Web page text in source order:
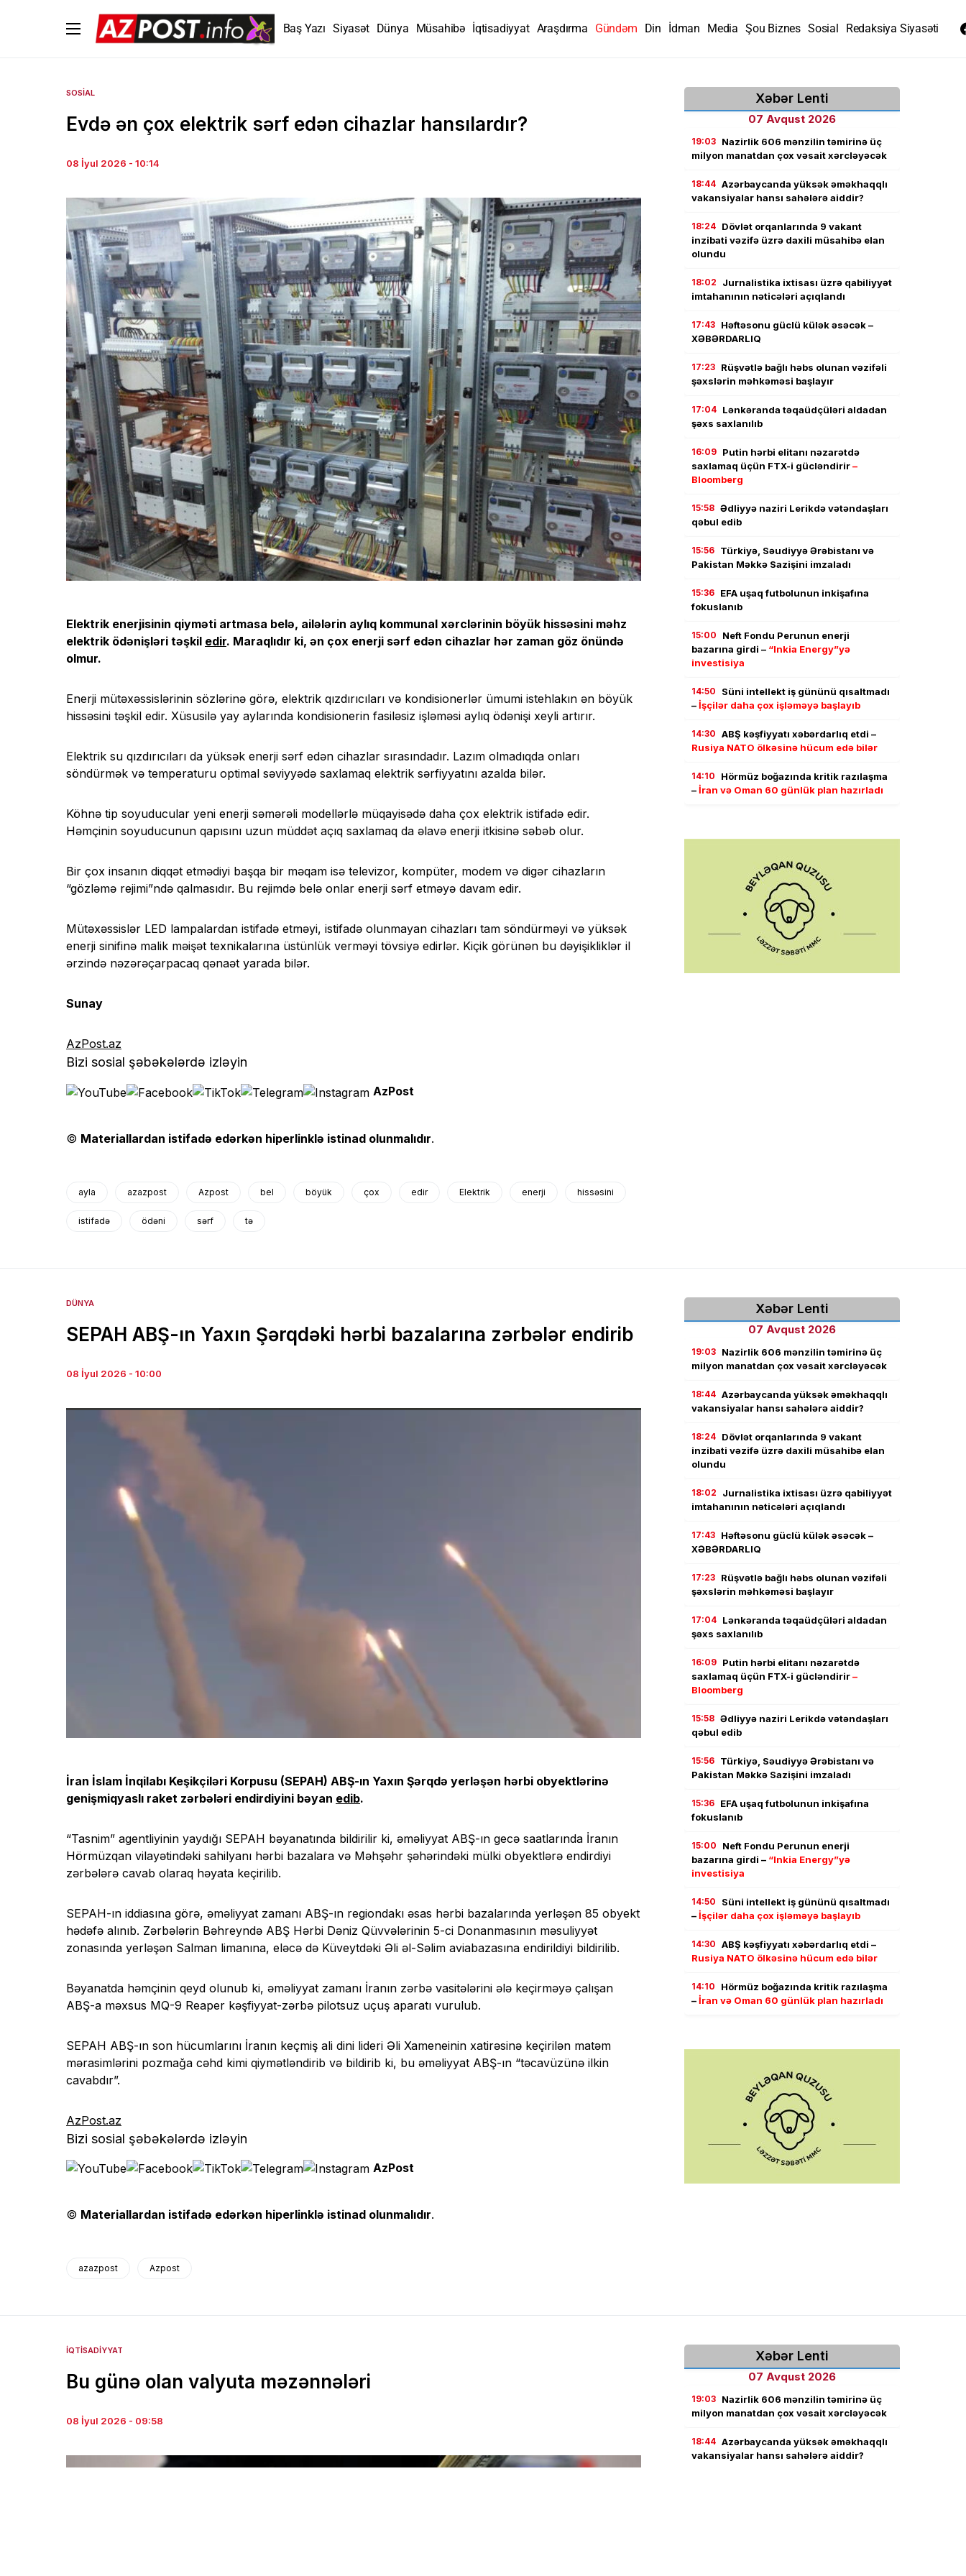
Baş Yazı Siyasət Dünya Müsahibə İqtisadiyyat Araşdırma Gündəm Din İdman Media Şou Biznes Sosial Redaksiya Siyasəti
SOSIAL
Evdə ən çox elektrik sərf edən cihazlar hansılardır?
08 İyul 2026 - 10:14
Elektrik enerjisinin qiyməti artmasa belə, ailələrin aylıq kommunal xərclərinin böyük hissəsini məhz
elektrik ödənişləri təşkil edir. Maraqlıdır ki, ən çox enerji sərf edən cihazlar hər zaman göz önündə
olmur.
Enerji mütəxəssislərinin sözlərinə görə, elektrik qızdırıcıları və kondisionerlər ümumi istehlakın ən böyük
hissəsini təşkil edir. Xüsusilə yay aylarında kondisionerin fasiləsiz işləməsi aylıq ödənişi xeyli artırır.
Elektrik su qızdırıcıları da yüksək enerji sərf edən cihazlar sırasındadır. Lazım olmadıqda onları
söndürmək və temperaturu optimal səviyyədə saxlamaq elektrik sərfiyyatını azalda bilər.
Köhnə tip soyuducular yeni enerji səmərəli modellərlə müqayisədə daha çox elektrik istifadə edir.
Həmçinin soyuducunun qapısını uzun müddət açıq saxlamaq da əlavə enerji itkisinə səbəb olur.
Bir çox insanın diqqət etmədiyi başqa bir məqam isə televizor, kompüter, modem və digər cihazların
“gözləmə rejimi”ndə qalmasıdır. Bu rejimdə belə onlar enerji sərf etməyə davam edir.
Mütəxəssislər LED lampalardan istifadə etməyi, istifadə olunmayan cihazları tam söndürməyi və yüksək
enerji sinifinə malik məişət texnikalarına üstünlük verməyi tövsiyə edirlər. Kiçik görünən bu dəyişikliklər il
ərzində nəzərəçarpacaq qənaət yarada bilər.
Sunay
AzPost.az
Bizi sosial şəbəkələrdə izləyin
AzPost
© Materiallardan istifadə edərkən hiperlinklə istinad olunmalıdır.
ayla azazpost Azpost bel böyük çox edir Elektrik enerji hissəsini
istifadə ödəni sərf tə
Xəbər Lenti
07 Avqust 2026
19:03 Nazirlik 606 mənzilin təmirinə üç
milyon manatdan çox vəsait xərcləyəcək
18:44 Azərbaycanda yüksək əməkhaqqlı
vakansiyalar hansı sahələrə aiddir?
18:24 Dövlət orqanlarında 9 vakant
inzibati vəzifə üzrə daxili müsahibə elan
olundu
18:02
Jurnalistika ixtisası üzrə qabiliyyət
imtahanının nəticələri açıqlandı
17:43 Həftəsonu güclü külək əsəcək –
XƏBƏRDARLIQ
17:23 Rüşvətlə bağlı həbs olunan vəzifəli
şəxslərin məhkəməsi başlayır
17:04 Lənkəranda təqaüdçüləri aldadan
şəxs saxlanılıb
16:09 Putin hərbi elitanı nəzarətdə
saxlamaq üçün FTX-i gücləndirir–
Bloomberg
15:58 Ədliyyə naziri Lerikdə vətəndaşları
qəbul edib
15:56 Türkiyə, Səudiyyə Ərəbistanı və
Pakistan Məkkə Sazişini imzaladı
15:36 EFA uşaq futbolunun inkişafına
fokuslanıb
15:00
Neft Fondu Perunun enerji
bazarına girdi – “Inkia Energy”yə
investisiya
14:50
Süni intellekt iş gününü qısaltmadı
–İşçilər daha çox işləməyə başlayıb
14:30 ABŞ kəşfiyyatı xəbərdarlıq etdi –
Rusiya NATO ölkəsinə hücum edə bilər
14:10
Hörmüz boğazında kritik razılaşma
–İran və Oman 60 günlük plan hazırladı
DÜNYA
SEPAH ABŞ-ın Yaxın Şərqdəki hərbi bazalarına zərbələr endirib
08 İyul 2026 - 10:00
İran İslam İnqilabı Keşikçiləri Korpusu (SEPAH) ABŞ-ın Yaxın Şərqdə yerləşən hərbi obyektlərinə
genişmiqyaslı raket zərbələri endirdiyini bəyan edib.
“Tasnim” agentliyinin yaydığı SEPAH bəyanatında bildirilir ki, əməliyyat ABŞ-ın gecə saatlarında İranın
Hörmüzqan vilayətindəki sahilyanı hərbi bazalara və Məhşəhr şəhərindəki mülki obyektlərə endirdiyi
zərbələrə cavab olaraq həyata keçirilib.
SEPAH-ın iddiasına görə, əməliyyat zamanı ABŞ-ın regiondakı əsas hərbi bazalarında yerləşən 85 obyekt
hədəfə alınıb. Zərbələrin Bəhreyndə ABŞ Hərbi Dəniz Qüvvələrinin 5-ci Donanmasının məsuliyyət
zonasında yerləşən Salman limanına, eləcə də Küveytdəki Əli əl-Səlim aviabazasına endirildiyi bildirilib.
Bəyanatda həmçinin qeyd olunub ki, əməliyyat zamanı İranın zərbə vasitələrini ələ keçirməyə çalışan
ABŞ-a məxsus MQ-9 Reaper kəşfiyyat-zərbə pilotsuz uçuş aparatı vurulub.
SEPAH ABŞ-ın son hücumlarını İranın keçmiş ali dini lideri Əli Xameneinin xatirəsinə keçirilən matəm
mərasimlərini pozmağa cəhd kimi qiymətləndirib və bildirib ki, bu əməliyyat ABŞ-ın “təcavüzünə ilkin
cavabdır”.
AzPost.az
Bizi sosial şəbəkələrdə izləyin
AzPost
© Materiallardan istifadə edərkən hiperlinklə istinad olunmalıdır.
azazpost Azpost
Xəbər Lenti
07 Avqust 2026
19:03 Nazirlik 606 mənzilin təmirinə üç
milyon manatdan çox vəsait xərcləyəcək
18:44 Azərbaycanda yüksək əməkhaqqlı
vakansiyalar hansı sahələrə aiddir?
18:24 Dövlət orqanlarında 9 vakant
inzibati vəzifə üzrə daxili müsahibə elan
olundu
18:02
Jurnalistika ixtisası üzrə qabiliyyət
imtahanının nəticələri açıqlandı
17:43 Həftəsonu güclü külək əsəcək –
XƏBƏRDARLIQ
17:23 Rüşvətlə bağlı həbs olunan vəzifəli
şəxslərin məhkəməsi başlayır
17:04 Lənkəranda təqaüdçüləri aldadan
şəxs saxlanılıb
16:09 Putin hərbi elitanı nəzarətdə
saxlamaq üçün FTX-i gücləndirir–
Bloomberg
15:58 Ədliyyə naziri Lerikdə vətəndaşları
qəbul edib
15:56 Türkiyə, Səudiyyə Ərəbistanı və
Pakistan Məkkə Sazişini imzaladı
15:36 EFA uşaq futbolunun inkişafına
fokuslanıb
15:00
Neft Fondu Perunun enerji
bazarına girdi – “Inkia Energy”yə
investisiya
14:50
Süni intellekt iş gününü qısaltmadı
–İşçilər daha çox işləməyə başlayıb
14:30 ABŞ kəşfiyyatı xəbərdarlıq etdi –
Rusiya NATO ölkəsinə hücum edə bilər
14:10
Hörmüz boğazında kritik razılaşma
–İran və Oman 60 günlük plan hazırladı
İQTISADIYYAT
Bu günə olan valyuta məzənnələri
08 İyul 2026 - 09:58
Xəbər Lenti
07 Avqust 2026
19:03 Nazirlik 606 mənzilin təmirinə üç
milyon manatdan çox vəsait xərcləyəcək
18:44 Azərbaycanda yüksək əməkhaqqlı
vakansiyalar hansı sahələrə aiddir?